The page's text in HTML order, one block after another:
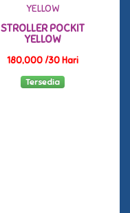
STROLLER POCKIT
YELLOW
180,000 /30 Hari
Tersedia